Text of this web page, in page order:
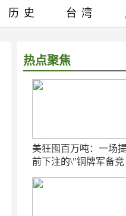
热点聚焦
美狂囤百万吨：一场提
前下注的\"铜牌军备竞
历史 台湾